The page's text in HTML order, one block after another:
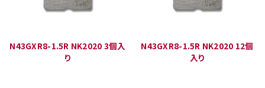
N43GXR8-1.5R NK2020 3個入
り
N43GXR8-1.5R NK2020 12個
入り